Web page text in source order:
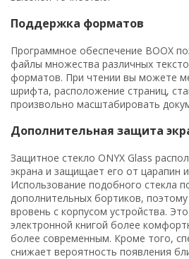
Поддержка форматов
Программное обеспечение BOOX
файлы множества различных
форматов. При чтении вы можете
шрифта, расположение страниц,
произвольно масштабировать
Дополнительная защита
Защитное стекло ONYX Glass
экрана и защищает его от царапин
Использование подобного стекла
дополнительных бортиков,
вровень с корпусом устройства.
электронной книгой более
более современным. Кроме того,
снижает вероятность появления